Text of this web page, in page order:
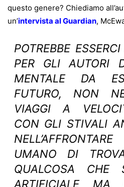
questo genere? Chiediamo
un’intervista al Guardian,
POTREBBE
PER GLI AUTORI
MENTALE DA
FUTURO, NON
VIAGGI A
CON GLI STIVALI
UMANO DI
QUALCOSA CHE
ARTIFICIALE MA